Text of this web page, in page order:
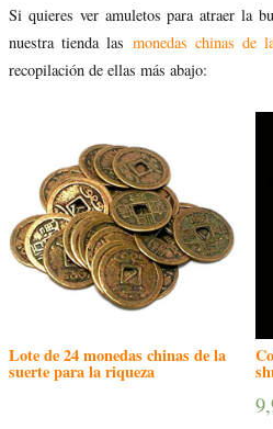
Si quieres ver amuletos para atraer la
nuestra tienda las monedas chinas de
recopilación de ellas más abajo:
Lote de 24 monedas chinas de la
suerte para la riqueza